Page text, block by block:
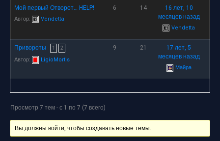
Мой первый Отворот… HELP!
Автор: Vendetta
6 14
16 лет, 10
месяцев назад
Vendetta
Привороты 1 2
Автор: LigioMortis
9 21
17 лет, 5
месяцев назад
Майра
Просмотр 7 тем - с 1 по 7 (7 всего)
Вы должны войти, чтобы создавать новые темы.